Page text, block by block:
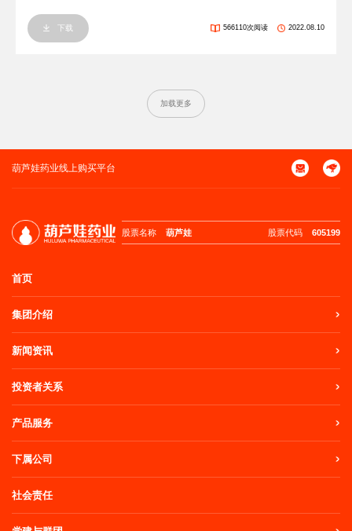
下载 566110次阅读 2022.08.10
加载更多
葫芦娃药业线上购买平台
股票名称 葫芦娃 股票代码 605199
首页
集团介绍
新闻资讯
投资者关系
产品服务
下属公司
社会责任